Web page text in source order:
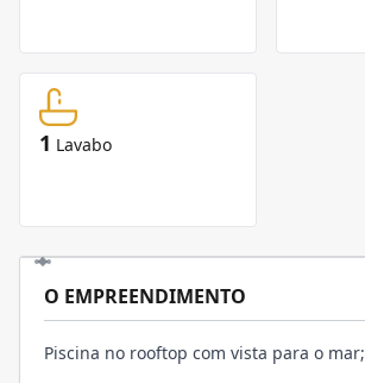
1 Lavabo
O EMPREENDIMENTO
Piscina no rooftop com vista para o mar;